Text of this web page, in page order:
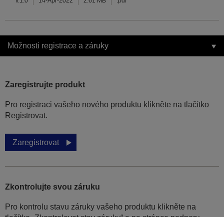
Možnosti registrace a záruky
Zaregistrujte produkt
Pro registraci vašeho nového produktu klikněte na tlačítko
Registrovat.
Zaregistrovat
Zkontrolujte svou záruku
Pro kontrolu stavu záruky vašeho produktu klikněte na